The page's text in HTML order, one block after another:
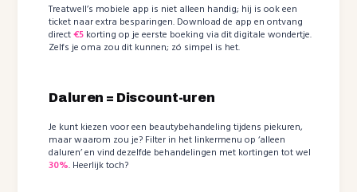
Treatwell’s mobiele app is niet alleen handig; hij is ook een
ticket naar extra besparingen. Download de app en ontvang
direct€5 korting op je eerste boeking via dit digitale wondertje.
Zelfs je oma zou dit kunnen; zó simpel is het.
Daluren = Discount-uren
Je kunt kiezen voor een beautybehandeling tijdens piekuren,
maar waarom zou je? Filter in het linkermenu op ‘alleen
daluren’ en vind dezelfde behandelingen met kortingen tot wel
30%. Heerlijk toch?